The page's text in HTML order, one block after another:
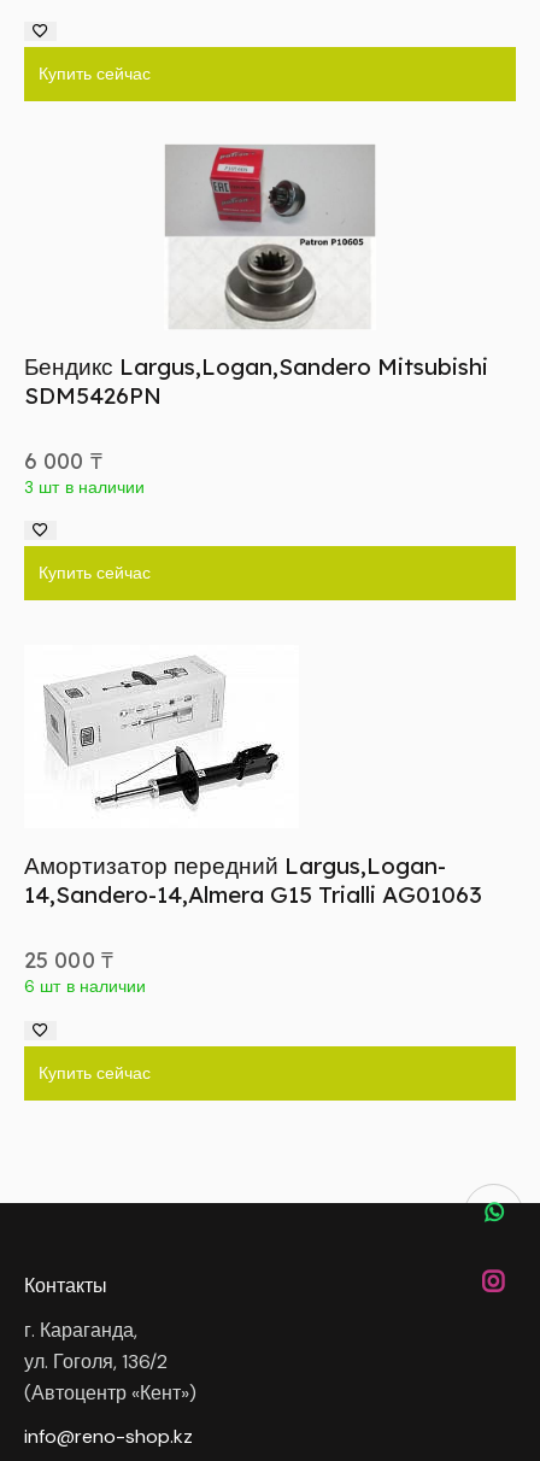
Купить сейчас
Бендикс Largus,Logan,Sandero Mitsubishi
SDM5426PN
6 000 ₸
3 шт в наличии
Купить сейчас
Амортизатор передний Largus,Logan-
14,Sandero-14,Almera G15 Trialli AG01063
25 000 ₸
6 шт в наличии
Купить сейчас
Контакты
г. Караганда,
ул. Гоголя, 136/2
(Автоцентр «Кент»)
info@reno-shop.kz